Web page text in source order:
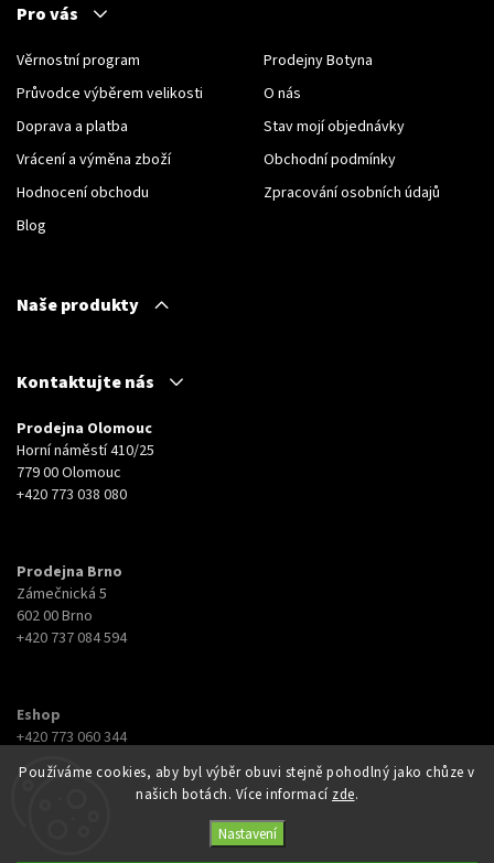
Používáme cookies, aby byl výběr obuvi stejně pohodlný jako chůze v
našich botách. Více informací zde.
Nastavení
Pro vás
Věrnostní program
Průvodce výběrem velikosti
Doprava a platba
Vrácení a výměna zboží
Hodnocení obchodu
Blog
Prodejny Botyna
O nás
Stav mojí objednávky
Obchodní podmínky
Zpracování osobních údajů
Naše produkty
Kontaktujte nás
Prodejna Olomouc
Horní náměstí 410/25
779 00 Olomouc
+420 773 038 080
Prodejna Brno
Zámečnická 5
602 00 Brno
+420 737 084 594
Eshop
+420 773 060 344
eshop@botyna.cz